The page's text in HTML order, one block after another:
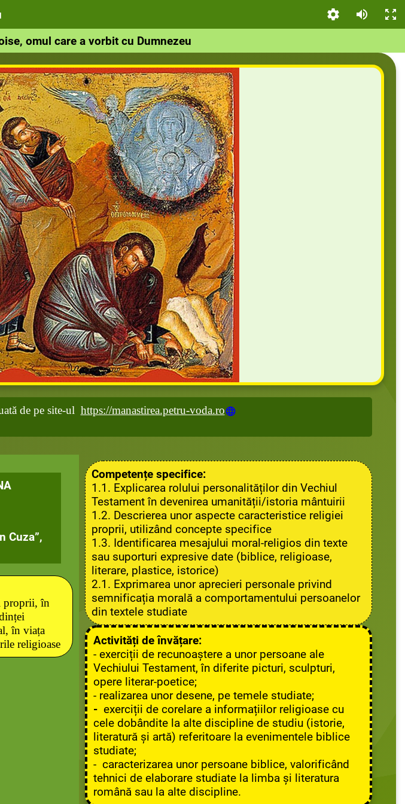
omul care a vorbit cu Dumnezeu
de pe site-ul https://manastirea.petru-voda.ro
Cuza”,
proprii, în
în viața
religioase
Competențe specifice:
1.1. Explicarea rolului personalităților din Vechiul
Testament în devenirea umanității/istoria mântuirii
1.2. Descrierea unor aspecte caracteristice religiei
proprii, utilizând concepte specifice
1.3. Identificarea mesajului moral-religios din texte
sau suporturi expresive date (biblice, religioase,
literare, plastice, istorice)
2.1. Exprimarea unor aprecieri personale privind
semnificația morală a comportamentului persoanelor
din textele studiate
Activități de învățare:
- exerciții de recunoaștere a unor persoane ale
Vechiului Testament, în diferite picturi, sculpturi,
opere literar-poetice;
- realizarea unor desene, pe temele studiate;
-exerciții de corelare a informațiilor religioase cu
cele dobândite la alte discipline de studiu (istorie,
literatură și artă) referitoare la evenimentele biblice
studiate;
- caracterizarea unor persoane biblice, valorificând
tehnici de elaborare studiate la limba și literatura
română sau la alte discipline.